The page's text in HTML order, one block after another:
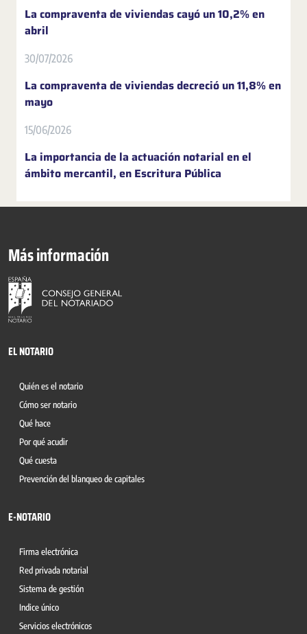
La compraventa de viviendas cayó un 10,2% en
abril
30/07/2026
La compraventa de viviendas decreció un 11,8% en
mayo
15/06/2026
La importancia de la actuación notarial en el
ámbito mercantil, en Escritura Pública
Más información
EL NOTARIO
Quién es el notario
Cómo ser notario
Qué hace
Por qué acudir
Qué cuesta
Prevención del blanqueo de capitales
E-NOTARIO
Firma electrónica
Red privada notarial
Sistema de gestión
Indice único
Servicios electrónicos